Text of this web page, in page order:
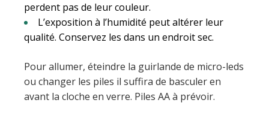
perdent pas de leur couleur.
L’exposition à l’humidité peut altérer leur
qualité. Conservez les dans un endroit sec.
Pour allumer, éteindre la guirlande de micro-leds
ou changer les piles il suffira de basculer en
avant la cloche en verre. Piles AA à prévoir.